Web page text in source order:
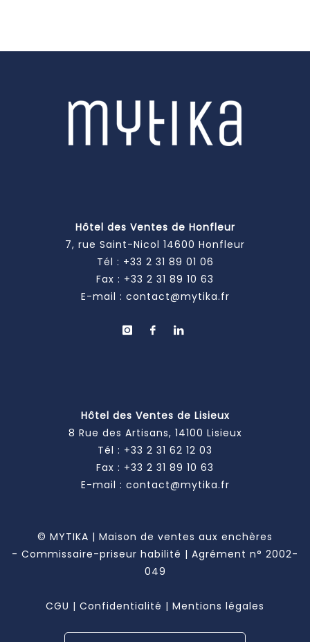
Hôtel des Ventes de Honfleur
7, rue Saint-Nicol 14600 Honfleur
Tél : +33 2 31 89 01 06
Fax : +33 2 31 89 10 63
E-mail : contact@mytika.fr
Hôtel des Ventes de Lisieux
8 Rue des Artisans, 14100 Lisieux
Tél : +33 2 31 62 12 03
Fax : +33 2 31 89 10 63
E-mail : contact@mytika.fr
© MYTIKA | Maison de ventes aux enchères
- Commissaire-priseur habilité | Agrément n° 2002-
049
CGU | Confidentialité | Mentions légales